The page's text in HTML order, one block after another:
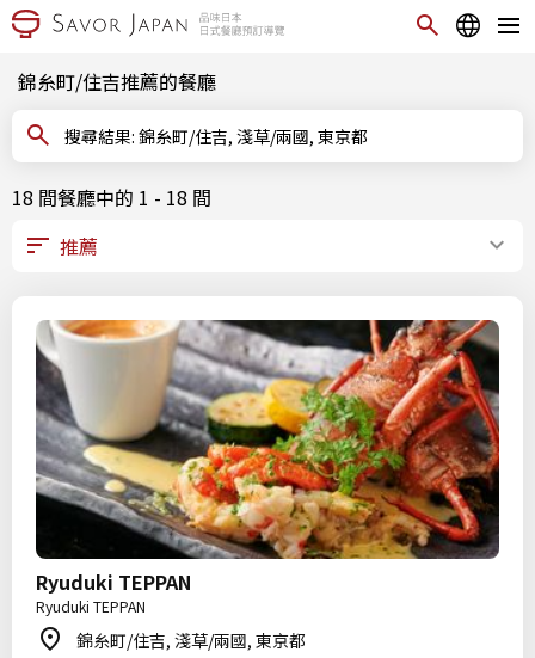
錦糸町/住吉推薦的餐廳
搜尋結果: 錦糸町/住吉, 淺草/兩國, 東京都
18 間餐廳中的 1 - 18 間
Ryuduki TEPPAN
Ryuduki TEPPAN
錦糸町/住吉, 淺草/兩國, 東京都